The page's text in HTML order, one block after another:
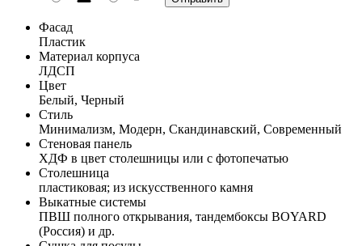
Фасад
Пластик
Материал корпуса
ЛДСП
Цвет
Белый, Черный
Стиль
Минимализм, Модерн, Скандинавский, Современный
Стеновая панель
ХДФ в цвет столешницы или с фотопечатью
Столешница
пластиковая; из искусственного камня
Выкатные системы
ПВШ полного открывания, тандембоксы BOYARD
(Россия) и др.